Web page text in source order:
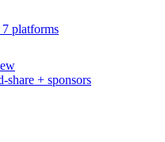
7 platforms
share + sponsors